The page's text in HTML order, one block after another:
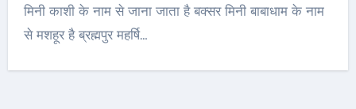
मिनी काशी के नाम से जाना जाता है बक्सर मिनी बाबाधाम के नाम
से मशहूर है ब्रह्मपुर महर्षि…